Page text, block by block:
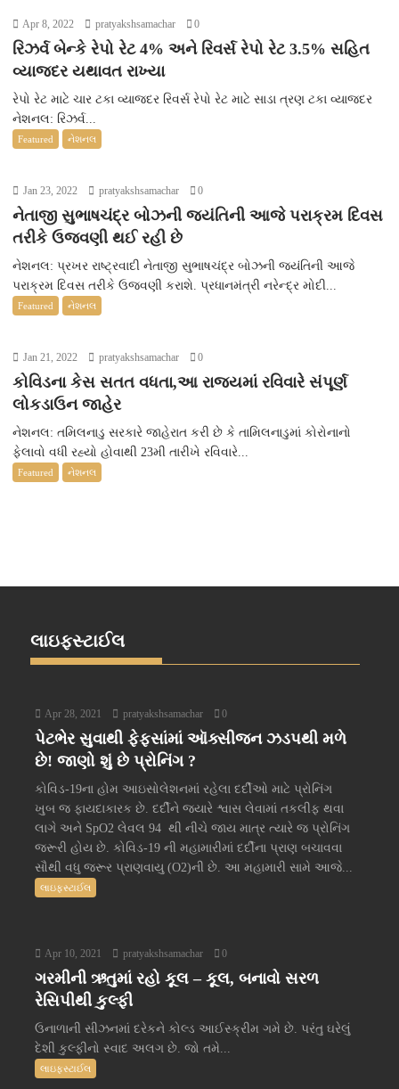
Apr 8, 2022 pratyakshsamachar 0
રિઝર્વ બેન્કે રેપો રેટ 4% અને રિવર્સ રેપો રેટ 3.5% સહિત
વ્યાજદર યથાવત રાખ્યા
રેપો રેટ માટે ચાર ટકા વ્યાજદર રિવર્સ રેપો રેટ માટે સાડા ત્રણ ટકા વ્યાજદર
નેશનલ: રિઝર્વ...
Featured નેશનલ
Jan 23, 2022 pratyakshsamachar 0
નેતાજી સુભાષચંદ્ર બોઝની જયંતિની આજે પરાક્રમ દિવસ
તરીકે ઉજવણી થઈ રહી છે
નેશનલ: પ્રખર રાષ્ટ્રવાદી નેતાજી સુભાષચંદ્ર બોઝની જયંતિની આજે
પરાક્રમ દિવસ તરીકે ઉજવણી કરાશે. પ્રધાનમંત્રી નરેન્દ્ર મોદી...
Featured નેશનલ
Jan 21, 2022 pratyakshsamachar 0
કોવિડના કેસ સતત વધતા,આ રાજ્યમાં રવિવારે સંપૂર્ણ
લોકડાઉન જાહેર
નેશનલ: તમિલનાડુ સરકારે જાહેરાત કરી છે કે તામિલનાડુમાં કોરોનાનો
ફેલાવો વધી રહ્યો હોવાથી 23મી તારીખે રવિવારે...
Featured નેશનલ
લાઇફસ્ટાઈલ
Apr 28, 2021 pratyakshsamachar 0
પેટભેર સુવાથી ફેફસાંમાં ઑક્સીજન ઝડપથી મળે
છે! જાણો શું છે પ્રોનિંગ ?
કોવિડ-19ના હોમ આઇસોલેશનમાં રહેલા દર્દીઓ માટે પ્રોનિંગ
ખુબ જ ફાયદાકારક છે. દર્દીને જ્યારે શ્વાસ લેવામાં તકલીફ થવા
લાગે અને SpO2 લેવલ 94 થી નીચે જાય માત્ર ત્યારે જ પ્રોનિંગ
જરૂરી હોય છે. કોવિડ-19 ની મહામારીમાં દર્દીના પ્રાણ બચાવવા
સૌથી વધુ જરૂર પ્રાણવાયુ (O2)ની છે. આ મહામારી સામે આજે...
લાઇફસ્ટાઈલ
Apr 10, 2021 pratyakshsamachar 0
ગરમીની ઋતુમાં રહો કૂલ – કૂલ, બનાવો સરળ
રેસિપીથી કુલ્ફી
ઉનાળાની સીઝનમાં દરેકને કોલ્ડ આઈસ્ક્રીમ ગમે છે. પરંતુ ઘરેલું
દેશી કુલ્ફીનો સ્વાદ અલગ છે. જો તમે...
લાઇફસ્ટાઈલ